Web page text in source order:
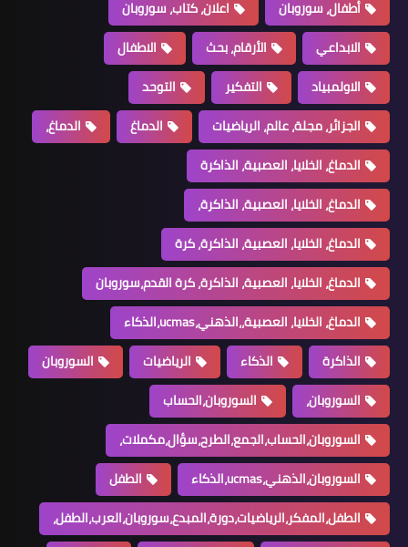
أطفال، سوروبان
اعلان، كتاب، سوروبان
الابداعي
الأرقام، بحث
الاطفال
الاولمبياد
التفكير
التوحد
الجزائر، مجلة، عالم، الرياضيات
الدماغ
الدماغ،
الدماغ، الخلايا، العصبية، الذاكرة
الدماغ، الخلايا، العصبية، الذاكرة،
الدماغ، الخلايا، العصبية، الذاكرة، كرة
الدماغ، الخلايا، العصبية، الذاكرة، كرة القدم،سوروبان
الدماغ، الخلايا، العصبية،،الذهني،ucmas،الذكاء
الذاكرة
الذكاء الرياضيات
السوروبان
السوروبان،
السوروبان،الحساب
السوروبان،الحساب،الجمع،الطرح،سؤال،مكملات،
السوروبان،الذهني،ucmas،الذكاء
الطفل
الطفل،المفكر،الرياضيات،دورة،المبدع،سوروبان،العرب،الطفل،